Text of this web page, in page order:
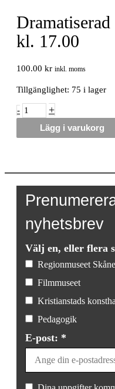
kl. 17.00
100.00 kr inkl. moms
Tillgänglighet: 75 i lager
- Dramatiserad
stadsvandring
mängd
+
Lägg i varukorg
nyhetsbrev
Välj en, eller flera
Regionmuseet Skåne
Filmmuseet
Kristianstads
Pedagogik
E-post: *